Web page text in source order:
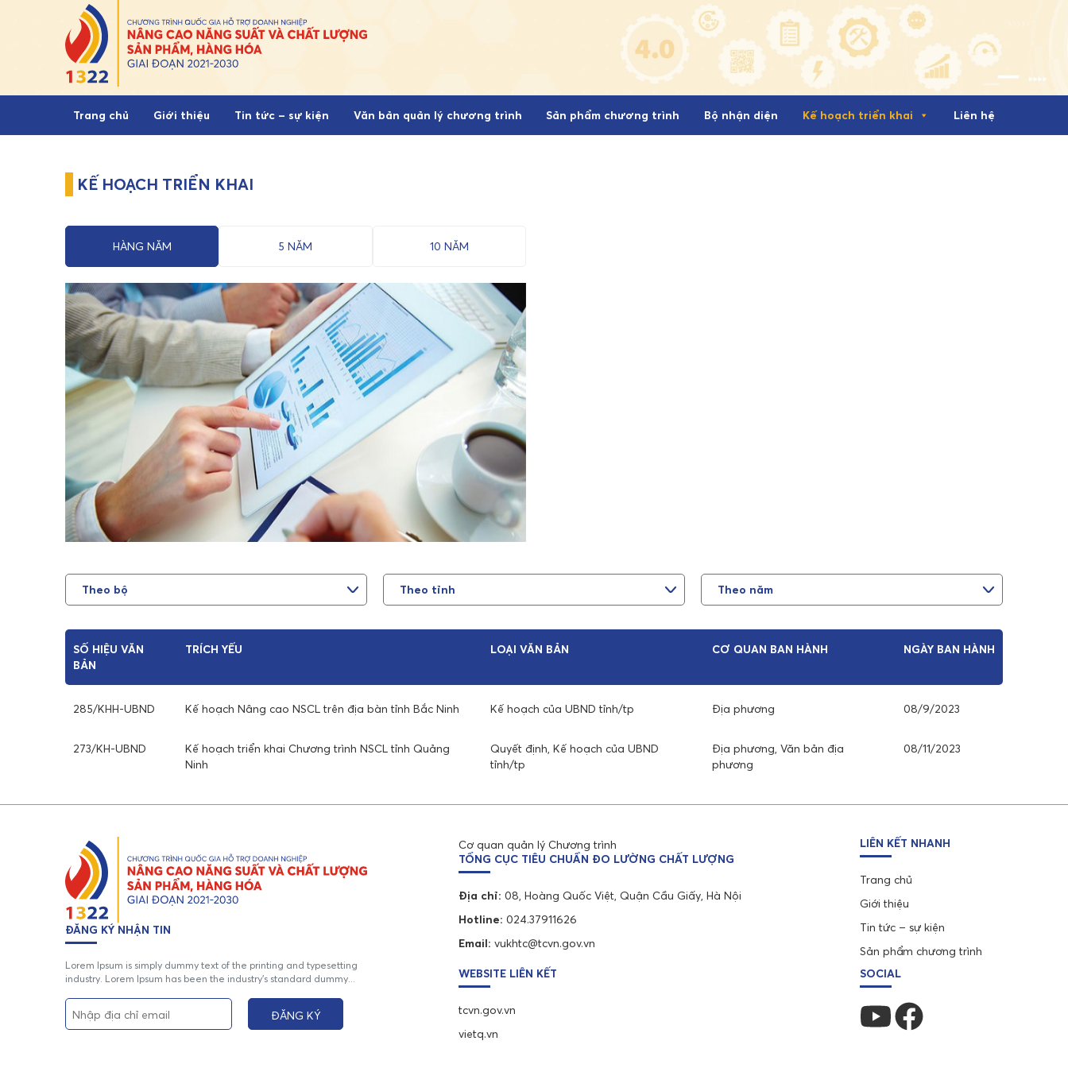
Trang chủ Giới thiệu Tin tức – sự kiện Văn bản quản lý chương trình Sản phẩm chương trình Bộ nhận diện Kế hoạch triển khai Liên hệ
KẾ HOẠCH TRIỂN KHAI
HÀNG NĂM 5 NĂM 10 NĂM
SỐ HIỆU VĂN
BẢN
TRÍCH YẾU LOẠI VĂN BẢN CƠ QUAN BAN HÀNH NGÀY BAN HÀNH
285/KHH-UBND Kế hoạch Nâng cao NSCL trên địa bàn tỉnh Bắc Ninh Kế hoạch của UBND tỉnh/tp Địa phương 08/9/2023
273/KH-UBND
Kế hoạch triển khai Chương trình NSCL tỉnh Quảng
Ninh
Quyết định, Kế hoạch của UBND
tỉnh/tp
Địa phương, Văn bản địa
phương
08/11/2023
ĐĂNG KÝ NHẬN TIN
Lorem Ipsum is simply dummy text of the printing and typesetting
industry. Lorem Ipsum has been the industry's standard dummy...
Cơ quan quản lý Chương trình
TỔNG CỤC TIÊU CHUẨN ĐO LƯỜNG CHẤT LƯỢNG
Địa chỉ:08, Hoàng Quốc Việt, Quận Cầu Giấy, Hà Nội
Hotline:024.37911626
Email:vukhtc@tcvn.gov.vn
WEBSITE LIÊN KẾT
tcvn.gov.vn
vietq.vn
LIÊN KẾT NHANH
Trang chủ
Giới thiệu
Tin tức – sự kiện
Sản phẩm chương trình
SOCIAL